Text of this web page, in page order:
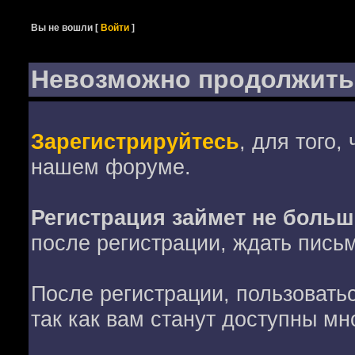
Вы не вошли [Войти ]
Невозможно продолжить
Зарегистрируйтесь, для того,
нашем форуме.
Регистрация займет не
после регистрации, ждать
После регистрации,
так как вам станут доступны